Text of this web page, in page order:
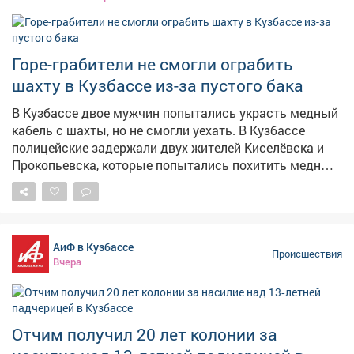
реку, кузбассовец поместил осетра в рыболовный
садок. Там его и обнаружили сотрудники
Верхнеобского территориального управления
Росрыболовства. Рыбу изъяли и выпустили обратно.
Обвиняемый признал свою вину. В прокуратуре
уточнили, что, если бы осётр погиб, ущерб
государству составил бы более 480 тысяч рублей.
Уголовное дело передано в суд для рассмотрения.
Фото: ru.freepik.com
Горе-грабители не смогли ограбить
шахту в Кузбассе из-за пустого бака
В Кузбассе двое мужчин попытались украсть медный
кабель с шахты, но не смогли уехать. В Кузбассе
полицейские задержали двух жителей Киселёвска и
Прокопьевска, которые попытались похитить медный
кабель с территории угледобывающего предприятия.
Как сообщает ГУ МВД по Кузбассу, сигнал о
заметила двоих неизвестных, которые пытались
украсть кабель длиной более 130 метров. По версии
следствия, злоумышленники отсоединили кабель с
экскаватора, погрузили его в УАЗ, но не смогли уехать.
У них кончился бензин, а потом загорелась машина –
Сумма ущерба превысила 370 тысяч рублей.
АиФ в Кузбассе
Вчера
Происшествия
Отчим получил 20 лет колонии за